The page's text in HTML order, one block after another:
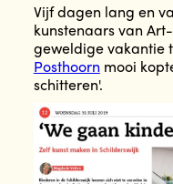
Vijf dagen lang en
kunstenaars van
geweldige vakantie
Posthoorn mooi
schitteren'.